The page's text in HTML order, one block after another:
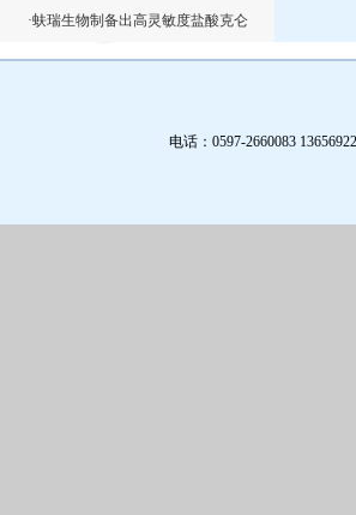
·蚨瑞生物制备出高灵敏度盐酸克仑
电话：0597-2660083